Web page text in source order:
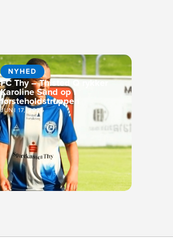
NYHED
FC Thy – Thisted Q rykker
Karoline Sand op i
førsteholdstruppen
JUNI 17, 2026